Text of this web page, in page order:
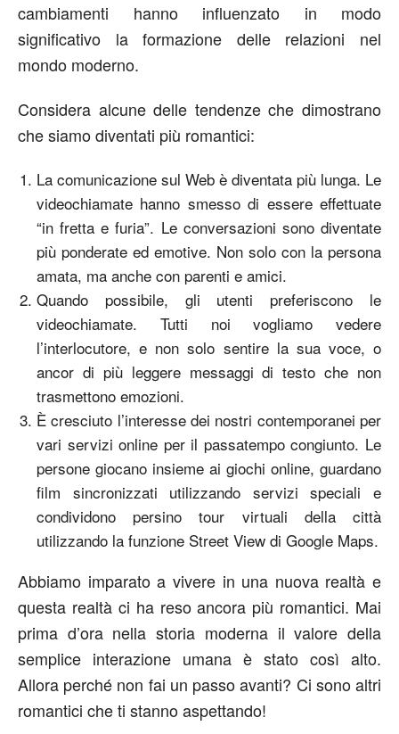
cambiamenti hanno influenzato in modo
significativo la formazione delle relazioni nel
mondo moderno.
Considera alcune delle tendenze che dimostrano
che siamo diventati più romantici:
La comunicazione sul Web è diventata più lunga. Le
videochiamate hanno smesso di essere effettuate
“in fretta e furia”. Le conversazioni sono diventate
più ponderate ed emotive. Non solo con la persona
amata, ma anche con parenti e amici.
Quando possibile, gli utenti preferiscono le
videochiamate. Tutti noi vogliamo vedere
l’interlocutore, e non solo sentire la sua voce, o
ancor di più leggere messaggi di testo che non
trasmettono emozioni.
È cresciuto l’interesse dei nostri contemporanei per
vari servizi online per il passatempo congiunto. Le
persone giocano insieme ai giochi online, guardano
film sincronizzati utilizzando servizi speciali e
condividono persino tour virtuali della città
utilizzando la funzione Street View di Google Maps.
Abbiamo imparato a vivere in una nuova realtà e
questa realtà ci ha reso ancora più romantici. Mai
prima d’ora nella storia moderna il valore della
semplice interazione umana è stato così alto.
Allora perché non fai un passo avanti? Ci sono altri
romantici che ti stanno aspettando!